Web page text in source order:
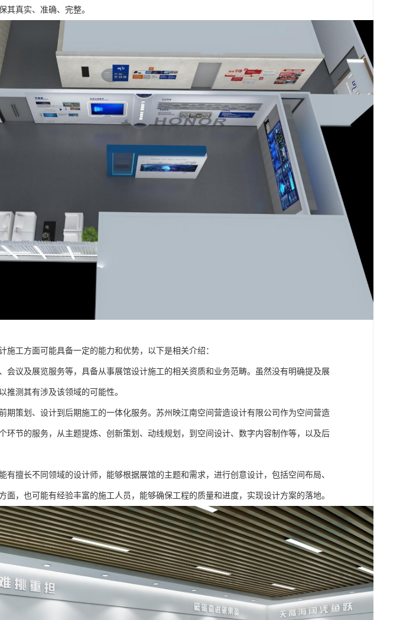
其真实、准确、完整。
工方面可能具备一定的能力和优势，以下是相关介绍：
会议及展览服务等，具备从事展馆设计施工的相关资质和业务范畴。虽然没有明确提及展
推测其有涉及该领域的可能性。
期策划、设计到后期施工的一体化服务。苏州映江南空间营造设计有限公司作为空间营造
环节的服务，从主题提炼、创新策划、动线规划，到空间设计、数字内容制作等，以及后
有擅长不同领域的设计师，能够根据展馆的主题和需求，进行创意设计，包括空间布局、
面，也可能有经验丰富的施工人员，能够确保工程的质量和进度，实现设计方案的落地。